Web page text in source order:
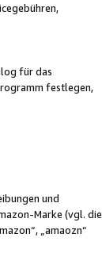
für das
festlegen,
und
Marke (vgl. die
„amaozn“